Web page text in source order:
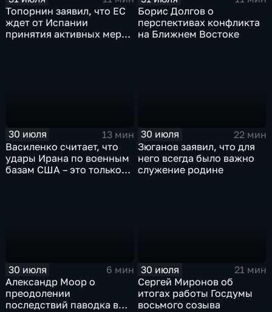
Топорнин заявил, что ЕС
ждет от Испании
принятия активных мер
Борис Долгов о
перспективах конфликта
на Ближнем Востоке
30 июля
13 мин
Василенко считает, что
удары Ирана по военным
базам США – это только
30 июля
22 мин
Зюганов заявил, что для
него всегда было важно
служение родине
30 июля
6 мин
Александр Моор о
преодолении
последствий паводка в
30 июля
21 мин
Сергей Миронов об
итогах работы Госдумы
восьмого созыва